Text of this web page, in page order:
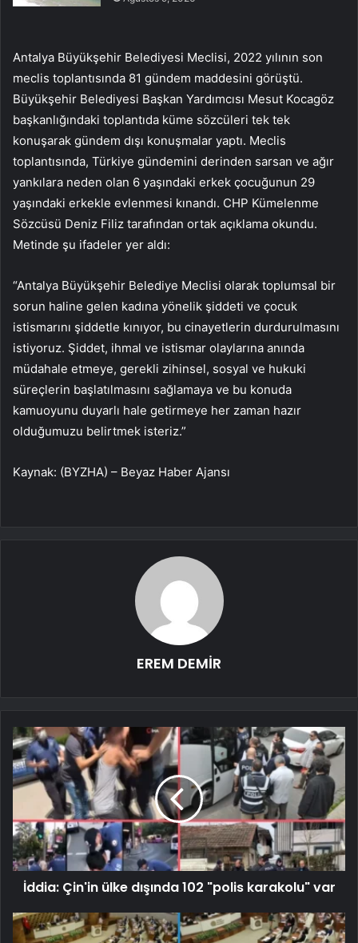
Antalya Büyükşehir Belediyesi Meclisi, 2022 yılının son
meclis toplantısında 81 gündem maddesini görüştü.
Büyükşehir Belediyesi Başkan Yardımcısı Mesut Kocagöz
başkanlığındaki toplantıda küme sözcüleri tek tek
konuşarak gündem dışı konuşmalar yaptı. Meclis
toplantısında, Türkiye gündemini derinden sarsan ve ağır
yankılara neden olan 6 yaşındaki erkek çocuğunun 29
yaşındaki erkekle evlenmesi kınandı. CHP Kümelenme
Sözcüsü Deniz Filiz tarafından ortak açıklama okundu.
Metinde şu ifadeler yer aldı:
“Antalya Büyükşehir Belediye Meclisi olarak toplumsal bir
sorun haline gelen kadına yönelik şiddeti ve çocuk
istismarını şiddetle kınıyor, bu cinayetlerin durdurulmasını
istiyoruz. Şiddet, ihmal ve istismar olaylarına anında
müdahale etmeye, gerekli zihinsel, sosyal ve hukuki
süreçlerin başlatılmasını sağlamaya ve bu konuda
kamuoyunu duyarlı hale getirmeye her zaman hazır
olduğumuzu belirtmek isteriz.”
Kaynak: (BYZHA) – Beyaz Haber Ajansı
EREM DEMİR
İddia: Çin'in ülke dışında 102 "polis karakolu" var